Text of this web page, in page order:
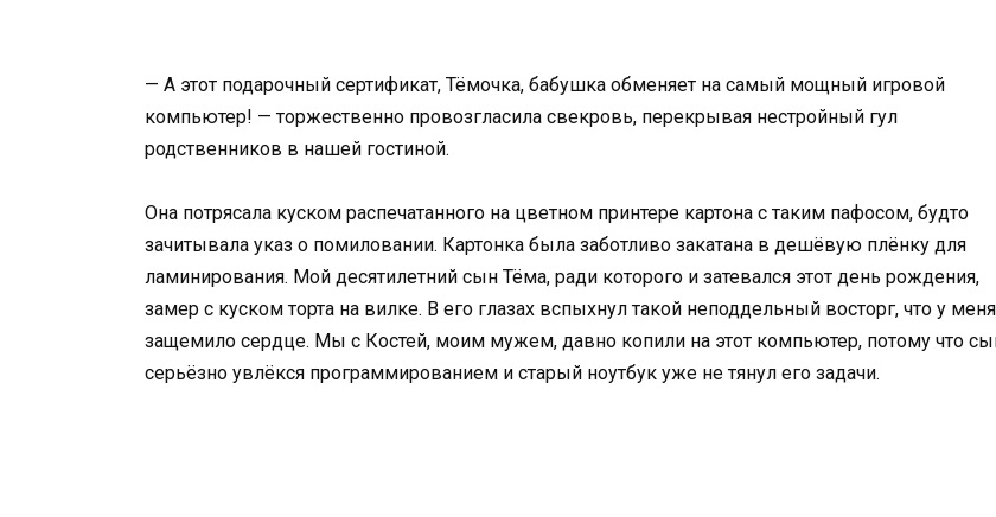
— А этот подарочный сертификат, Тёмочка, бабушка обменяет на самый мощный игровой
компьютер! — торжественно провозгласила свекровь, перекрывая нестройный гул
родственников в нашей гостиной.
Она потрясала куском распечатанного на цветном принтере картона с таким пафосом, будто
зачитывала указ о помиловании. Картонка была заботливо закатана в дешёвую плёнку для
ламинирования. Мой десятилетний сын Тёма, ради которого и затевался этот день рождения,
замер с куском торта на вилке. В его глазах вспыхнул такой неподдельный восторг, что у меня
защемило сердце. Мы с Костей, моим мужем, давно копили на этот компьютер, потому что
серьёзно увлёкся программированием и старый ноутбук уже не тянул его задачи.